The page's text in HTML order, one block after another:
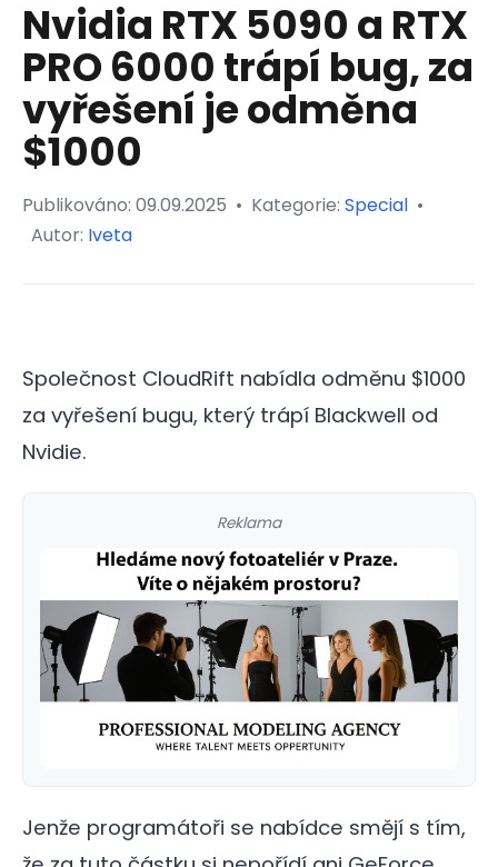
Nvidia RTX 5090 a RTX
PRO 6000 trápí bug, za
vyřešení je odměna
$1000
Publikováno: 09.09.2025 • Kategorie: Special •
Autor: Iveta
Společnost CloudRift nabídla odměnu $1000
za vyřešení bugu, který trápí Blackwell od
Nvidie.
Reklama
Jenže programátoři se nabídce smějí s tím,